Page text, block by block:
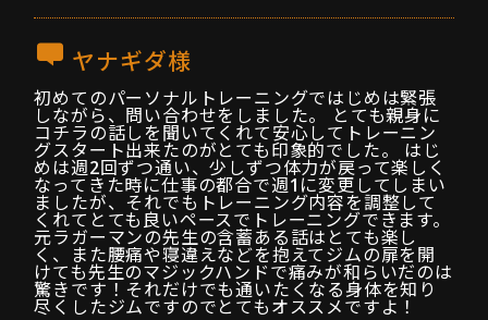
ヤナギダ様
初めてのパーソナルトレーニングではじめは緊張
しながら、問い合わせをしました。 とても親身に
コチラの話しを聞いてくれて安心してトレーニン
グスタート出来たのがとても印象的でした。 はじ
めは週2回ずつ通い、少しずつ体力が戻って楽しく
なってきた時に仕事の都合で週1に変更してしまい
ましたが、それでもトレーニング内容を調整して
くれてとても良いペースでトレーニングできます。
元ラガーマンの先生の含蓄ある話はとても楽し
く、また腰痛や寝違えなどを抱えてジムの扉を開
けても先生のマジックハンドで痛みが和らいだのは
驚きです！それだけでも通いたくなる身体を知り
尽くしたジムですのでとてもオススメですよ！